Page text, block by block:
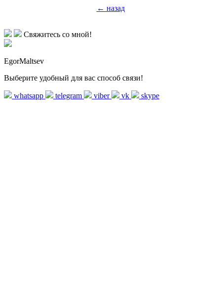
← назад
Свяжитесь со мной!
EgorMaltsev
Выберите удобный для вас способ связи!
whatsapp telegram viber vk skype